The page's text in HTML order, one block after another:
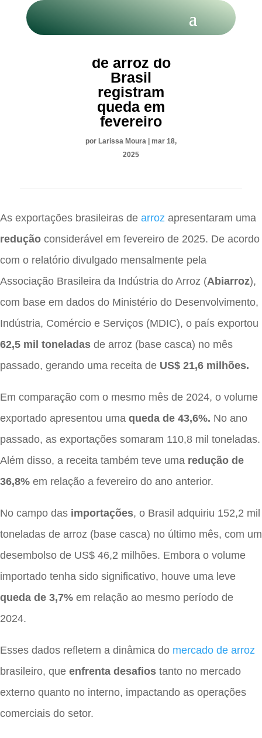
de arroz do
Brasil
registram
queda em
fevereiro
por Larissa Moura | mar 18,
2025
As exportações brasileiras de arroz apresentaram uma
redução considerável em fevereiro de 2025. De acordo
com o relatório divulgado mensalmente pela
Associação Brasileira da Indústria do Arroz (Abiarroz),
com base em dados do Ministério do Desenvolvimento,
Indústria, Comércio e Serviços (MDIC), o país exportou
62,5 mil toneladas de arroz (base casca) no mês
passado, gerando uma receita de US$ 21,6 milhões.
Em comparação com o mesmo mês de 2024, o volume
exportado apresentou uma queda de 43,6%. No ano
passado, as exportações somaram 110,8 mil toneladas.
Além disso, a receita também teve uma redução de
36,8% em relação a fevereiro do ano anterior.
No campo das importações, o Brasil adquiriu 152,2 mil
toneladas de arroz (base casca) no último mês, com um
desembolso de US$ 46,2 milhões. Embora o volume
importado tenha sido significativo, houve uma leve
queda de 3,7% em relação ao mesmo período de
2024.
Esses dados refletem a dinâmica do mercado de arroz
brasileiro, que enfrenta desafios tanto no mercado
externo quanto no interno, impactando as operações
comerciais do setor.